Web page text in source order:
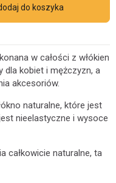
do koszyka
w całości z włókien
dla kobiet i mężczyzn, a
akcesoriów.
naturalne, które jest
nieelastyczne i wysoce
całkowicie naturalne, ta